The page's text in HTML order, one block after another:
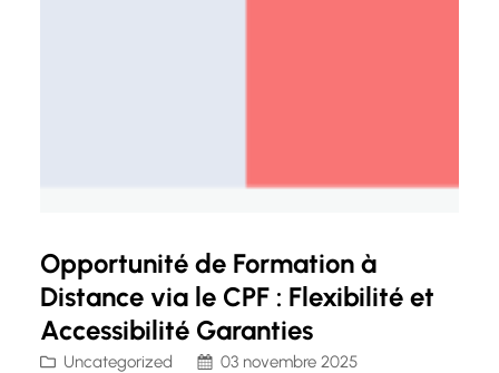
Opportunité de Formation à
Distance via le CPF : Flexibilité et
Accessibilité Garanties
Uncategorized
03 novembre 2025